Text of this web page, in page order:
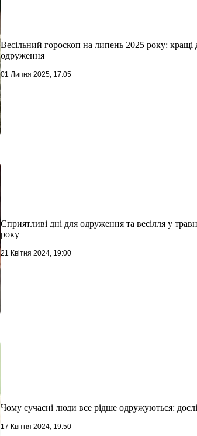
Весільний гороскоп на липень 2025 року: кращі
одруження
01 Липня 2025, 17:05
Сприятливі дні для одруження та весілля у
року
21 Квітня 2024, 19:00
Чому сучасні люди все рідше одружуються:
17 Квітня 2024, 19:50